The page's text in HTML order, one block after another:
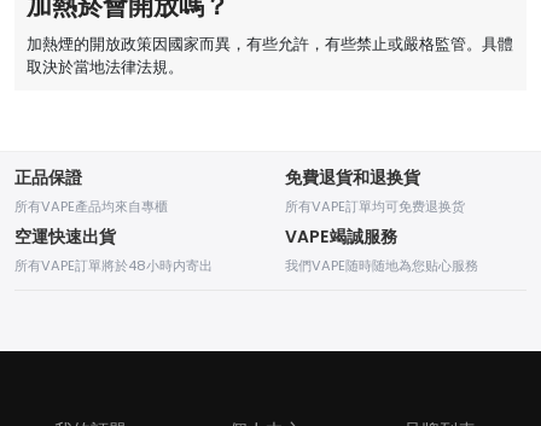
加熱煙的開放政策因國家而異，有些允許，有些禁止或嚴格監管。具體
取決於當地法律法規。
正品保證
所有VAPE產品均來自專櫃
免費退貨和退换貨
所有VAPE訂單均可免费退换货
空運快速出貨
所有VAPE訂單將於48小時内寄出
VAPE竭誠服務
我們VAPE随時随地為您贴心服務